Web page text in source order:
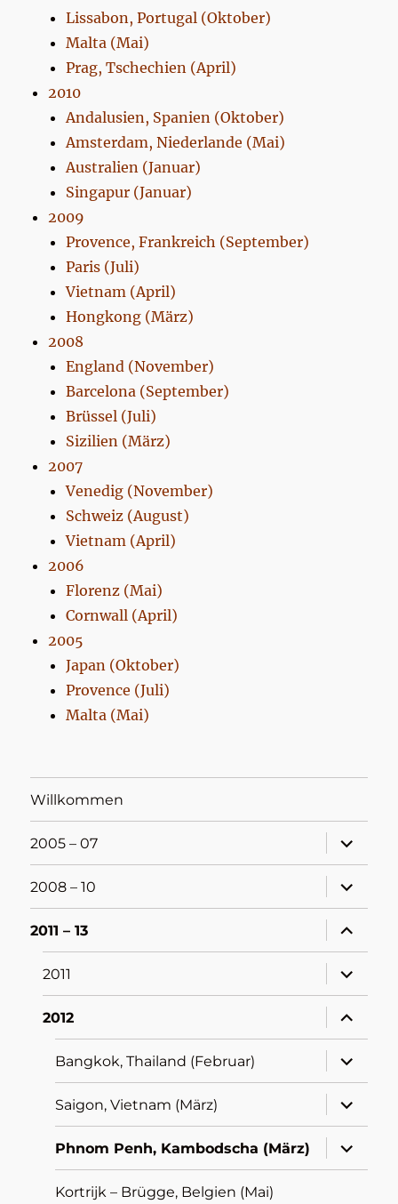
Lissabon, Portugal (Oktober)
Malta (Mai)
Prag, Tschechien (April)
2010
Andalusien, Spanien (Oktober)
Amsterdam, Niederlande (Mai)
Australien (Januar)
Singapur (Januar)
2009
Provence, Frankreich (September)
Paris (Juli)
Vietnam (April)
Hongkong (März)
2008
England (November)
Barcelona (September)
Brüssel (Juli)
Sizilien (März)
2007
Venedig (November)
Schweiz (August)
Vietnam (April)
2006
Florenz (Mai)
Cornwall (April)
2005
Japan (Oktober)
Provence (Juli)
Malta (Mai)
Willkommen
2005 – 07
öffnen
2008 – 10
öffnen
2011 – 13
öffnen
2011
öffnen
2012
öffnen
Bangkok, Thailand (Februar)
öffnen
Saigon, Vietnam (März)
öffnen
Phnom Penh, Kambodscha (März)
öffnen
Kortrijk – Brügge, Belgien (Mai)